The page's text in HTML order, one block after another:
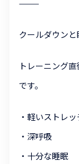
⸻
クールダウン
トレーニング
です。
・軽いストレッ
・深呼吸
・十分な睡眠